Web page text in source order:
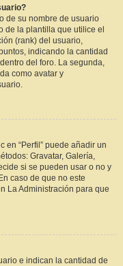
de su nombre de usuario
de la plantilla que utilice el
(rank) del usuario,
indicando la cantidad
del foro. La segunda,
como avatar y
en “Perfil” puede añadir un
Gravatar, Galería,
si se pueden usar o no y
caso de que no este
La Administración para que
e indican la cantidad de